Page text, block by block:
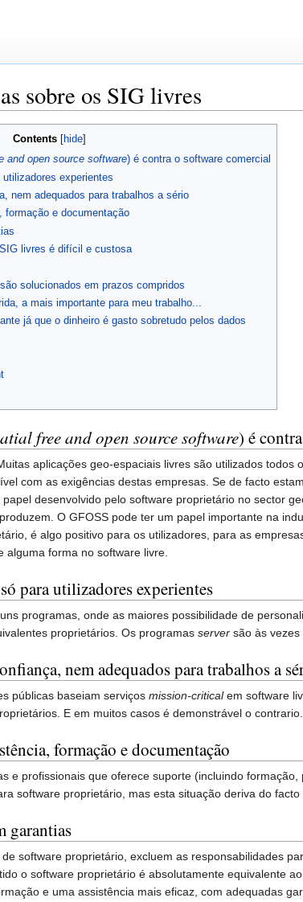
sobre os SIG livres
Contents
and open source software) é contra o software comercial
experientes
nem adequados para trabalhos a sério
e documentação
livres é difícil e custosa
solucionados em prazos compridos
a mais importante para meu trabalho...
já que o dinheiro é gasto sobretudo pelos dados
free and open source software) é
aplicações geo-espaciais livres são utilizados
com as exigências destas empresas. Se de facto
papel desenvolvido pelo software proprietário no sector
O GFOSS pode ter um papel importante na
é algo positivo para os utilizadores, para as
alguma forma no software livre.
para utilizadores experientes
programas, onde as maiores possibilidade de
proprietários. Os programas server são às
nem adequados para trabalhos a
públicas baseiam serviços mission-criticalem software
E em muitos casos é demonstrável o contrario.
formação e documentação
e profissionais que oferece suporte (incluindo
software proprietário, mas esta situação deriva do
garantias
software proprietário, excluem as responsabilidades
o software proprietário é absolutamente equivalente
e uma assistência mais eficaz, com adequadas